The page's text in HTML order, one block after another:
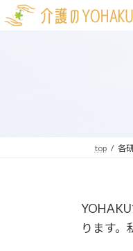
ン
ビ
top 各
ります。